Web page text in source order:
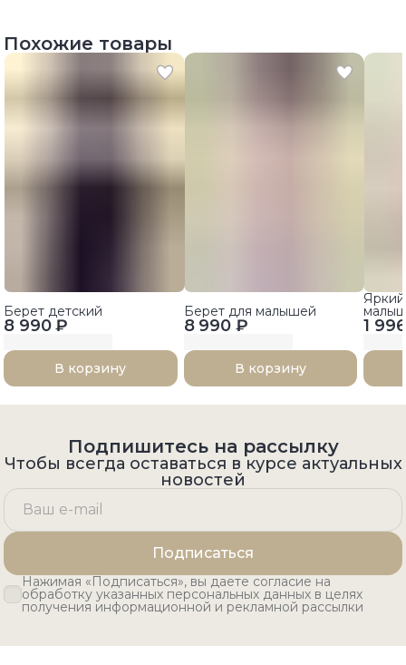
Похожие товары
8 990 ₽
Берет детский
В корзину
8 990 ₽
Берет для малышей
В корзину
1
Подпишитесь на рассылку
Чтобы всегда оставаться в курсе актуальных
новостей
Подписаться
Нажимая «Подписаться», вы даете согласие на
обработку указанных персональных данных в целях
получения информационной и рекламной рассылки